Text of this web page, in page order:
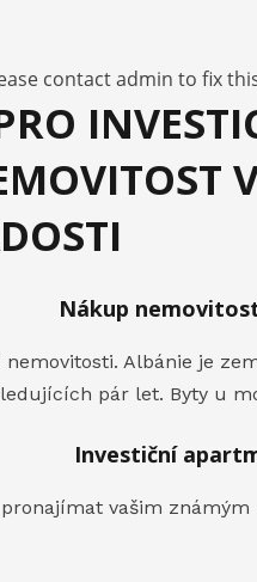
contact admin to fix
Nákup
Albánie je
pár let. Byty u
Investiční
vašim známým